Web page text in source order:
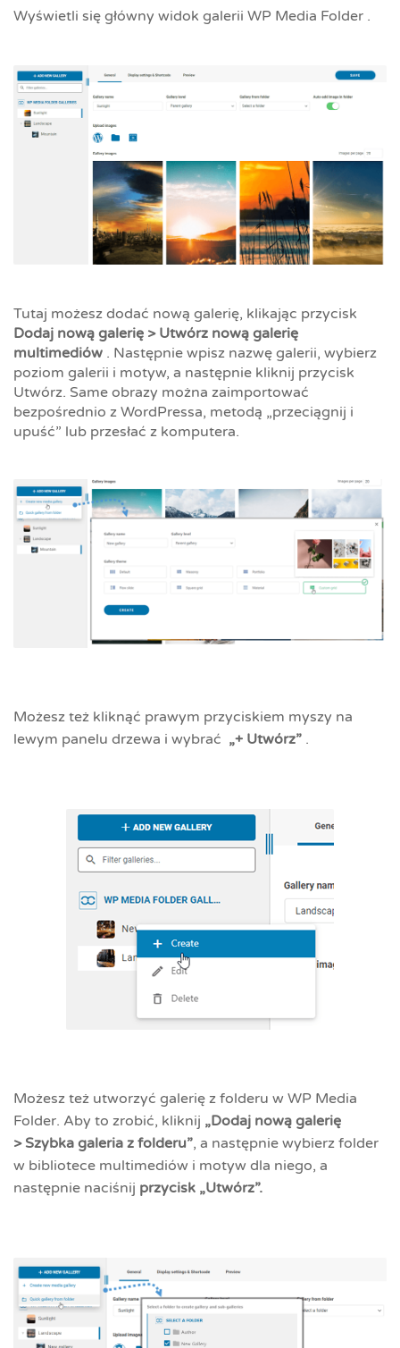
Wyświetli się główny widok galerii WP Media Folder .
Tutaj możesz dodać nową galerię, klikając przycisk
Dodaj nową galerię > Utwórz nową galerię
multimediów . Następnie wpisz nazwę galerii, wybierz
poziom galerii i motyw, a następnie kliknij przycisk
Utwórz. Same obrazy można zaimportować
bezpośrednio z WordPressa, metodą „przeciągnij i
upuść” lub przesłać z komputera.
Możesz też kliknąć prawym przyciskiem myszy na
lewym panelu drzewa i wybrać „+ Utwórz” .
Możesz też utworzyć galerię z folderu w WP Media
Folder. Aby to zrobić, kliknij „Dodaj nową galerię
> Szybka galeria z folderu”, a następnie wybierz folder
w bibliotece multimediów i motyw dla niego, a
następnie naciśnij przycisk „Utwórz”.